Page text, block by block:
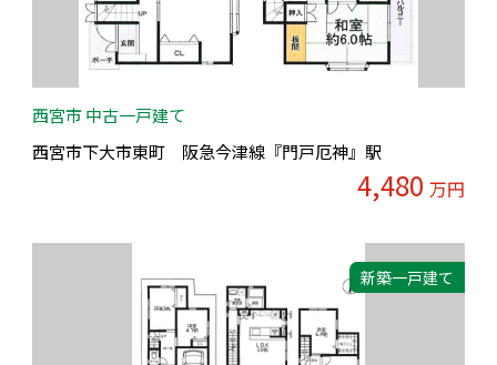
西宮市 中古一戸建て
西宮市下大市東町 阪急今津線『門戸厄神』駅
4,480 万円
新築一戸建て